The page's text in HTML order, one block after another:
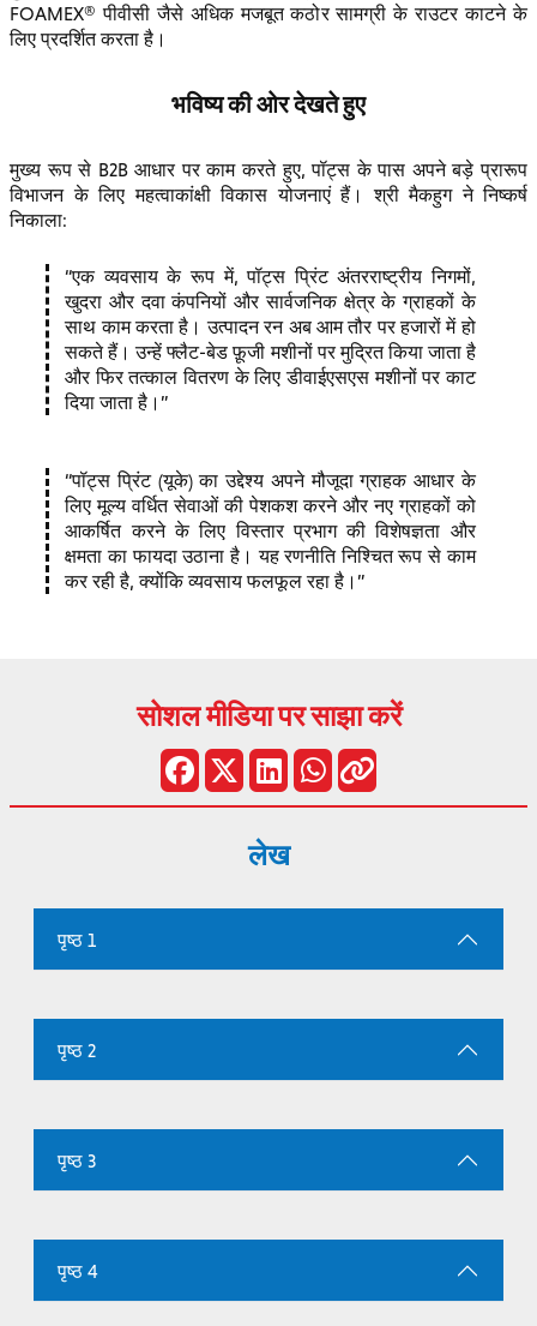
FOAMEX® पीवीसी जैसे अधिक मजबूत कठोर सामग्री के राउटर काटने के
लिए प्रदर्शित करता है।
भविष्य की ओर देखते हुए
मुख्य रूप से B2B आधार पर काम करते हुए, पॉट्स के पास अपने बड़े प्रारूप
विभाजन के लिए महत्वाकांक्षी विकास योजनाएं हैं। श्री मैकहुग ने निष्कर्ष
निकाला:
एक व्यवसाय के रूप में, पॉट्स प्रिंट अंतरराष्ट्रीय निगमों,
खुदरा और दवा कंपनियों और सार्वजनिक क्षेत्र के ग्राहकों के
साथ काम करता है। उत्पादन रन अब आम तौर पर हजारों में हो
सकते हैं। उन्हें फ्लैट-बेड फ़ूजी मशीनों पर मुद्रित किया जाता है
और फिर तत्काल वितरण के लिए डीवाईएसएस मशीनों पर काट
दिया जाता है।
पॉट्स प्रिंट (यूके) का उद्देश्य अपने मौजूदा ग्राहक आधार के
लिए मूल्य वर्धित सेवाओं की पेशकश करने और नए ग्राहकों को
आकर्षित करने के लिए विस्तार प्रभाग की विशेषज्ञता और
क्षमता का फायदा उठाना है। यह रणनीति निश्चित रूप से काम
कर रही है, क्योंकि व्यवसाय फलफूल रहा है।
सोशल मीडिया पर साझा करें
लेख
पृष्ठ 1
पृष्ठ 2
पृष्ठ 3
पृष्ठ 4